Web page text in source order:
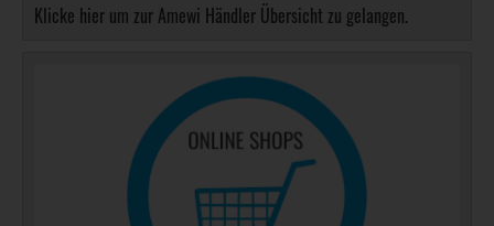
Klicke hier um zur Amewi Händler Übersicht zu gelangen.